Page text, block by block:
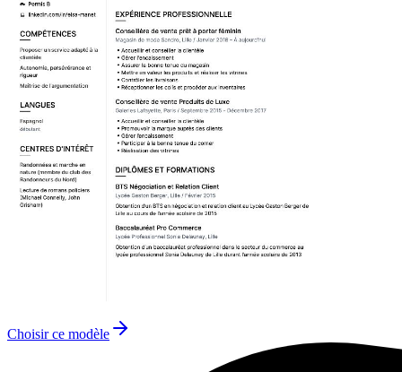
Choisir ce modèle